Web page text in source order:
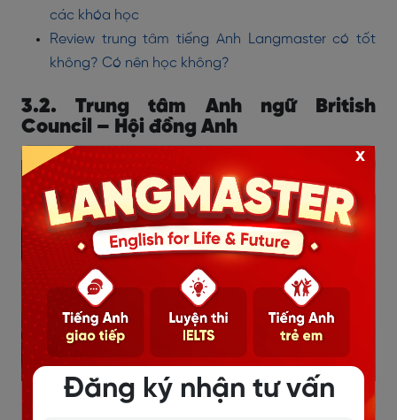
các khóa học
Review trung tâm tiếng Anh Langmaster có tốt
không? Có nên học không?
3.2. Trung tâm Anh ngữ British
Council – Hội đồng Anh
Nếu bạn đangtìm gia sư dạy tiếng Anh
Đăng ký nhận tư vấn
x